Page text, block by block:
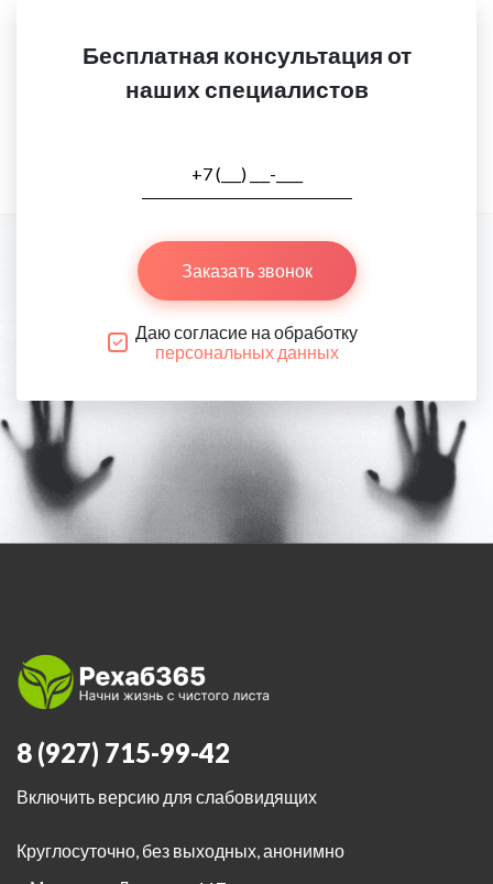
Бесплатная консультация от
наших специалистов
Заказать звонок
Даю согласие на обработку
персональных данных
8 (927) 715-99-42
Включить версию для слабовидящих
Круглосуточно, без выходных, анонимно